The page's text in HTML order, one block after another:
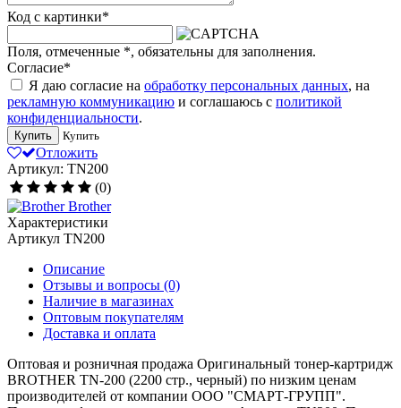
Код с картинки*
Поля, отмеченные *, обязательны для заполнения.
Согласие*
Я даю согласие на обработку персональных данных, на
рекламную коммуникацию и соглашаюсь с политикой
конфиденциальности.
Купить Купить
Отложить
Артикул: TN200
(0)
Brother
Характеристики
Артикул TN200
Описание
Отзывы и вопросы (0)
Наличие в магазинах
Оптовым покупателям
Доставка и оплата
Оптовая и розничная продажа Оригинальный тонер-картридж
BROTHER TN-200 (2200 стр., черный) по низким ценам
производителей от компании ООО "СМАРТ-ГРУПП".